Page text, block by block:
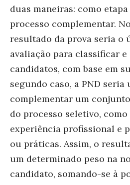
duas maneiras: como
processo complementar.
resultado da prova seria o
avaliação para classificar e
candidatos, com base em
segundo caso, a PND
complementar um
do processo seletivo,
experiência profissional e
ou práticas. Assim, o
um determinado peso na
candidato, somando-se à